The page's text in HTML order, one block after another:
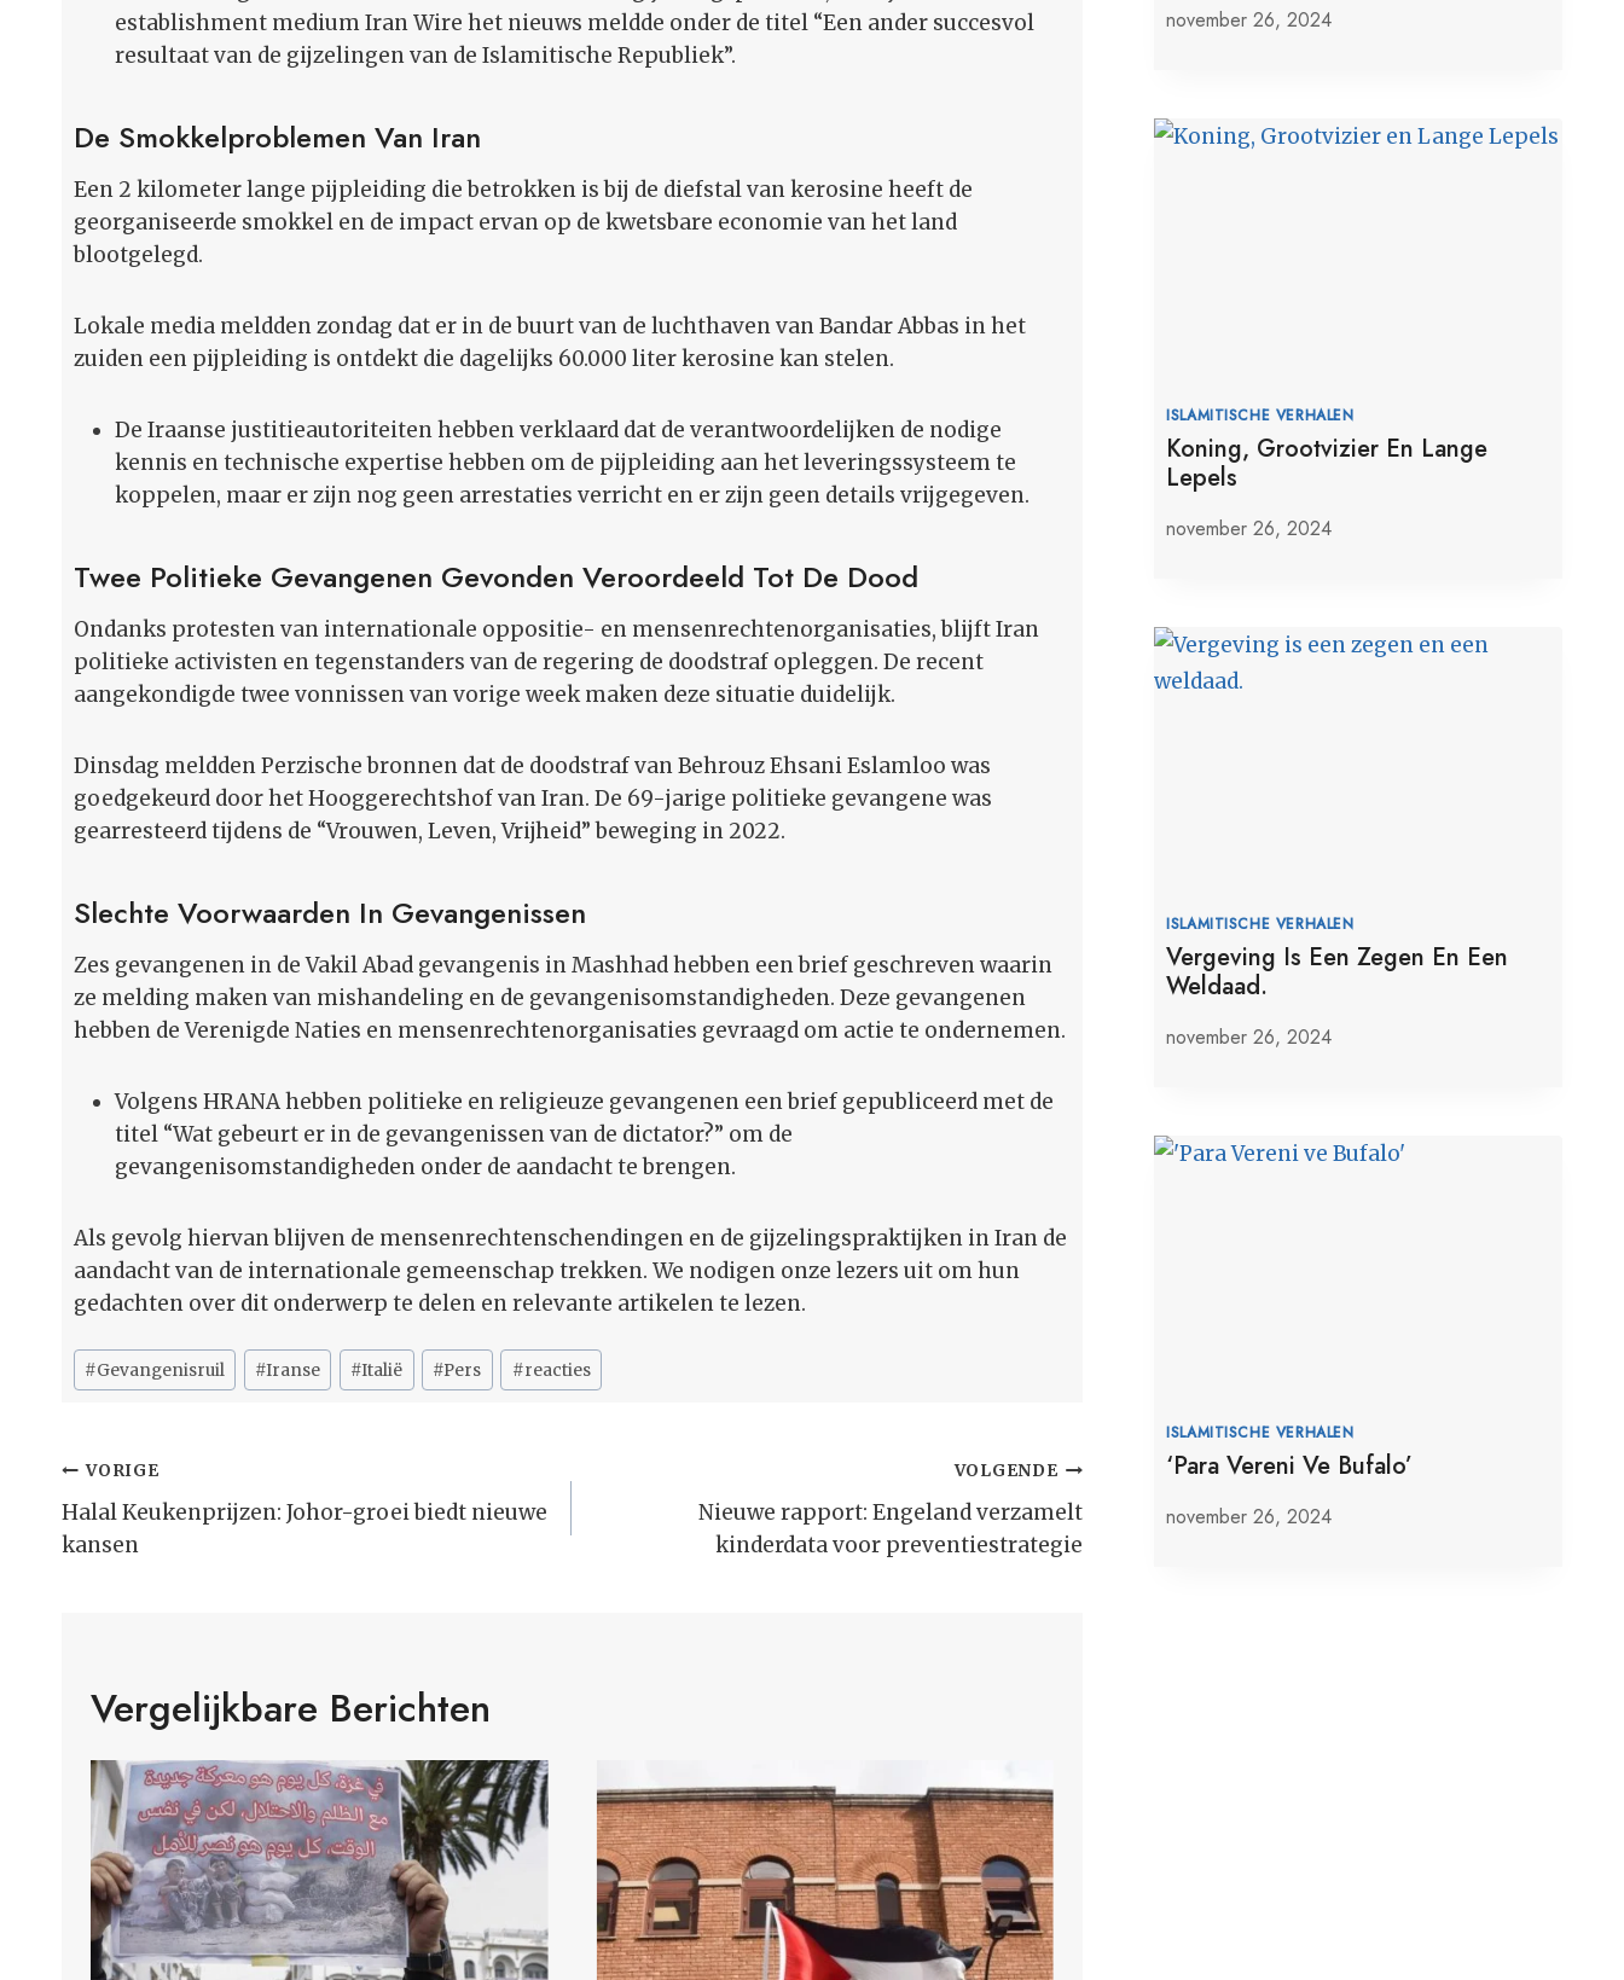
establishment medium Iran Wire het nieuws meldde onder de titel “Een ander succesvol
resultaat van de gijzelingen van de Islamitische Republiek”.
De Smokkelproblemen Van Iran
Een 2 kilometer lange pijpleiding die betrokken is bij de diefstal van kerosine heeft de
georganiseerde smokkel en de impact ervan op de kwetsbare economie van het land
blootgelegd.
Lokale media meldden zondag dat er in de buurt van de luchthaven van Bandar Abbas in het
zuiden een pijpleiding is ontdekt die dagelijks 60.000 liter kerosine kan stelen.
De Iraanse justitieautoriteiten hebben verklaard dat de verantwoordelijken de nodige
kennis en technische expertise hebben om de pijpleiding aan het leveringssysteem te
koppelen, maar er zijn nog geen arrestaties verricht en er zijn geen details vrijgegeven.
Twee Politieke Gevangenen Gevonden Veroordeeld Tot De Dood
Ondanks protesten van internationale oppositie- en mensenrechtenorganisaties, blijft Iran
politieke activisten en tegenstanders van de regering de doodstraf opleggen. De recent
aangekondigde twee vonnissen van vorige week maken deze situatie duidelijk.
Dinsdag meldden Perzische bronnen dat de doodstraf van Behrouz Ehsani Eslamloo was
goedgekeurd door het Hooggerechtshof van Iran. De 69-jarige politieke gevangene was
gearresteerd tijdens de “Vrouwen, Leven, Vrijheid” beweging in 2022.
Slechte Voorwaarden In Gevangenissen
Zes gevangenen in de Vakil Abad gevangenis in Mashhad hebben een brief geschreven waarin
ze melding maken van mishandeling en de gevangenisomstandigheden. Deze gevangenen
hebben de Verenigde Naties en mensenrechtenorganisaties gevraagd om actie te ondernemen.
Volgens HRANA hebben politieke en religieuze gevangenen een brief gepubliceerd met de
titel “Wat gebeurt er in de gevangenissen van de dictator?” om de
gevangenisomstandigheden onder de aandacht te brengen.
Als gevolg hiervan blijven de mensenrechtenschendingen en de gijzelingspraktijken in Iran de
aandacht van de internationale gemeenschap trekken. We nodigen onze lezers uit om hun
gedachten over dit onderwerp te delen en relevante artikelen te lezen.
Bericht
tags:
#Gevangenisruil #Iranse #Italië #Pers #reacties
Bericht
Navigatie
VORIGE
Halal Keukenprijzen: Johor-groei biedt nieuwe
kansen
VOLGENDE
Nieuwe rapport: Engeland verzamelt
kinderdata voor preventiestrategie
Vergelijkbare Berichten
november 26, 2024
ISLAMITISCHE VERHALEN
Koning, Grootvizier En Lange
Lepels
november 26, 2024
ISLAMITISCHE VERHALEN
Vergeving Is Een Zegen En Een
Weldaad.
november 26, 2024
ISLAMITISCHE VERHALEN
‘Para Vereni Ve Bufalo’
november 26, 2024